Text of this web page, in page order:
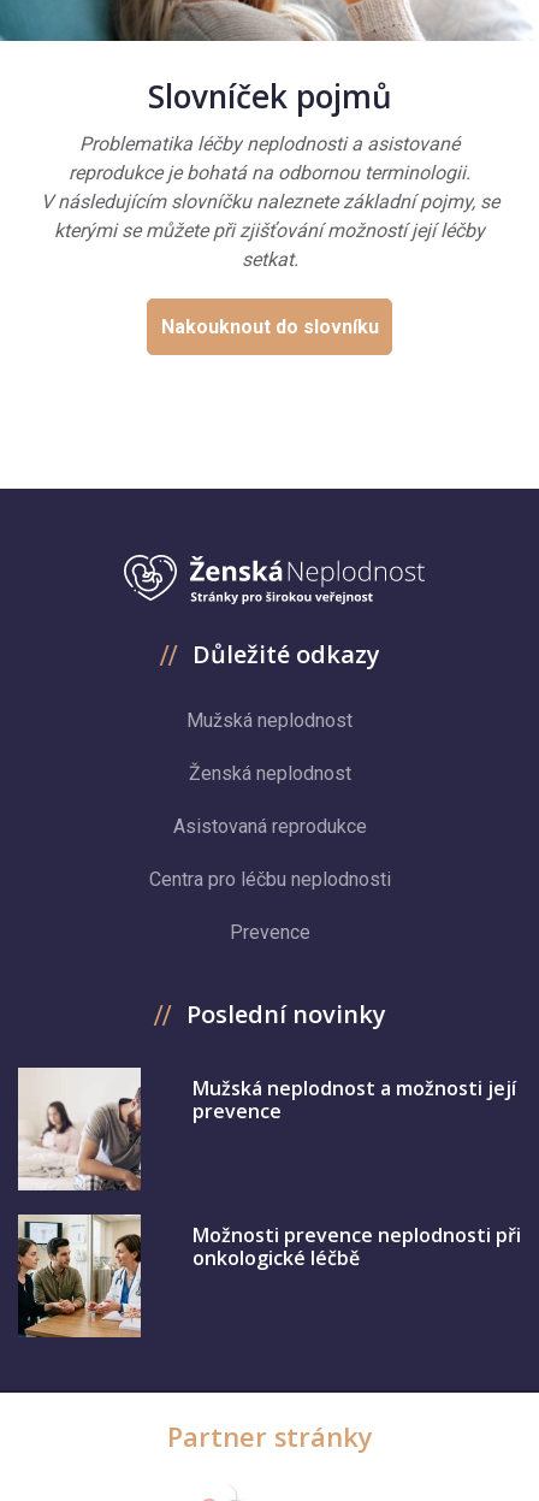
Slovníček pojmů
Problematika léčby neplodnosti a asistované
reprodukce je bohatá na odbornou terminologii.
V následujícím slovníčku naleznete základní pojmy, se
kterými se můžete při zjišťování možností její léčby
setkat.
Nakouknout do slovníku
Důležité odkazy
Mužská neplodnost
Ženská neplodnost
Asistovaná reprodukce
Centra pro léčbu neplodnosti
Prevence
Poslední novinky
Mužská neplodnost a možnosti její
prevence
Možnosti prevence neplodnosti při
onkologické léčbě
Partner stránky